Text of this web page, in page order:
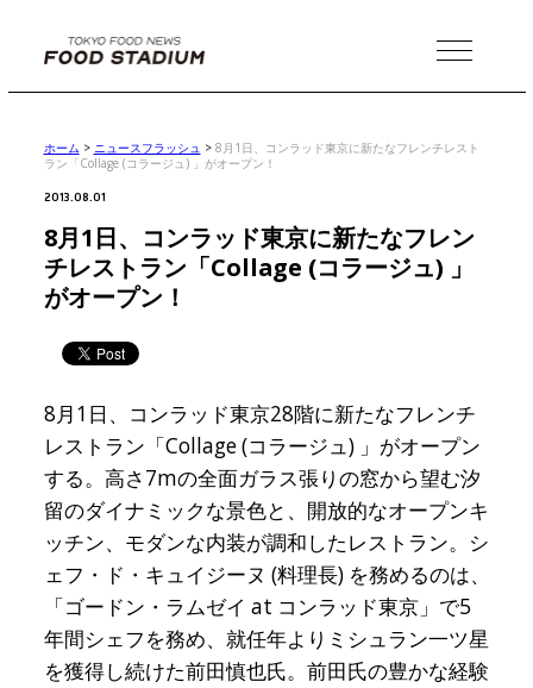
MENU
ホーム > ニュースフラッシュ > 8月1日、コンラッド東京に新たなフレンチレスト
ラン「Collage (コラージュ) 」がオープン！
2013.08.01
8月1日、コンラッド東京に新たなフレン
チレストラン「Collage (コラージュ) 」
がオープン！
8月1日、コンラッド東京28階に新たなフレンチ
レストラン「Collage (コラージュ) 」がオープン
する。高さ7mの全面ガラス張りの窓から望む汐
留のダイナミックな景色と、開放的なオープンキ
ッチン、モダンな内装が調和したレストラン。シ
ェフ・ド・キュイジーヌ (料理長) を務めるのは、
「ゴードン・ラムゼイ at コンラッド東京」で5
年間シェフを務め、就任年よりミシュラン一ツ星
を獲得し続けた前田慎也氏。前田氏の豊かな経験